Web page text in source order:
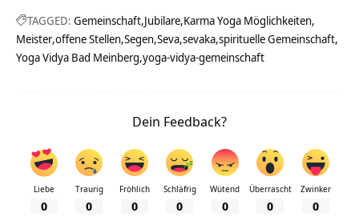
TAGGED: Gemeinschaft Jubilare Karma Yoga Möglichkeiten
Meister offene Stellen Segen Seva sevaka spirituelle Gemeinschaft
Yoga Vidya Bad Meinberg yoga-vidya-gemeinschaft
Dein Feedback?
Liebe
0
Traurig
0
Fröhlich
0
Schläfrig
0
Wütend
0
Überrascht
0
Zwinker
0